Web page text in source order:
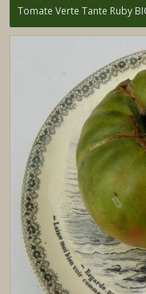
Tomate Verte Tante Ruby